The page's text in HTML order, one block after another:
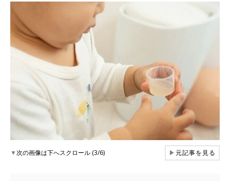
▼次の画像は下へスクロール (3/6) ▶元記事を見る